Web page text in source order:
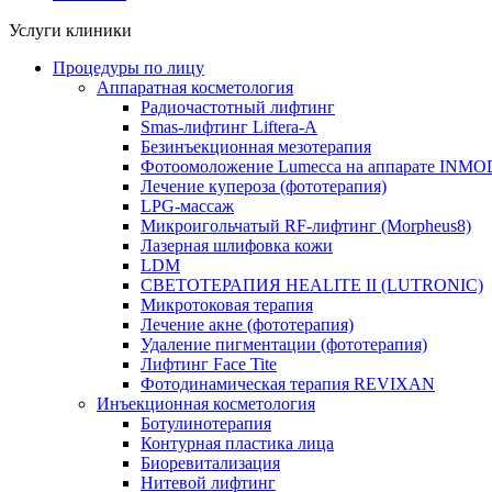
Услуги клиники
Процедуры по лицу
Аппаратная косметология
Радиочастотный лифтинг
Smas-лифтинг Liftera-A
Безинъекционная мезотерапия
Фотоомоложение Lumecca на аппарате
Лечение купероза (фототерапия)
LPG-массаж
Микроигольчатый RF-лифтинг (Morpheus8)
Лазерная шлифовка кожи
LDM
СВЕТОТЕРАПИЯ HEALITE II (LUTRONIC)
Микротоковая терапия
Лечение акне (фототерапия)
Удаление пигментации (фототерапия)
Лифтинг Face Tite
Фотодинамическая терапия REVIXAN
Инъекционная косметология
Ботулинотерапия
Контурная пластика лица
Биоревитализация
Нитевой лифтинг